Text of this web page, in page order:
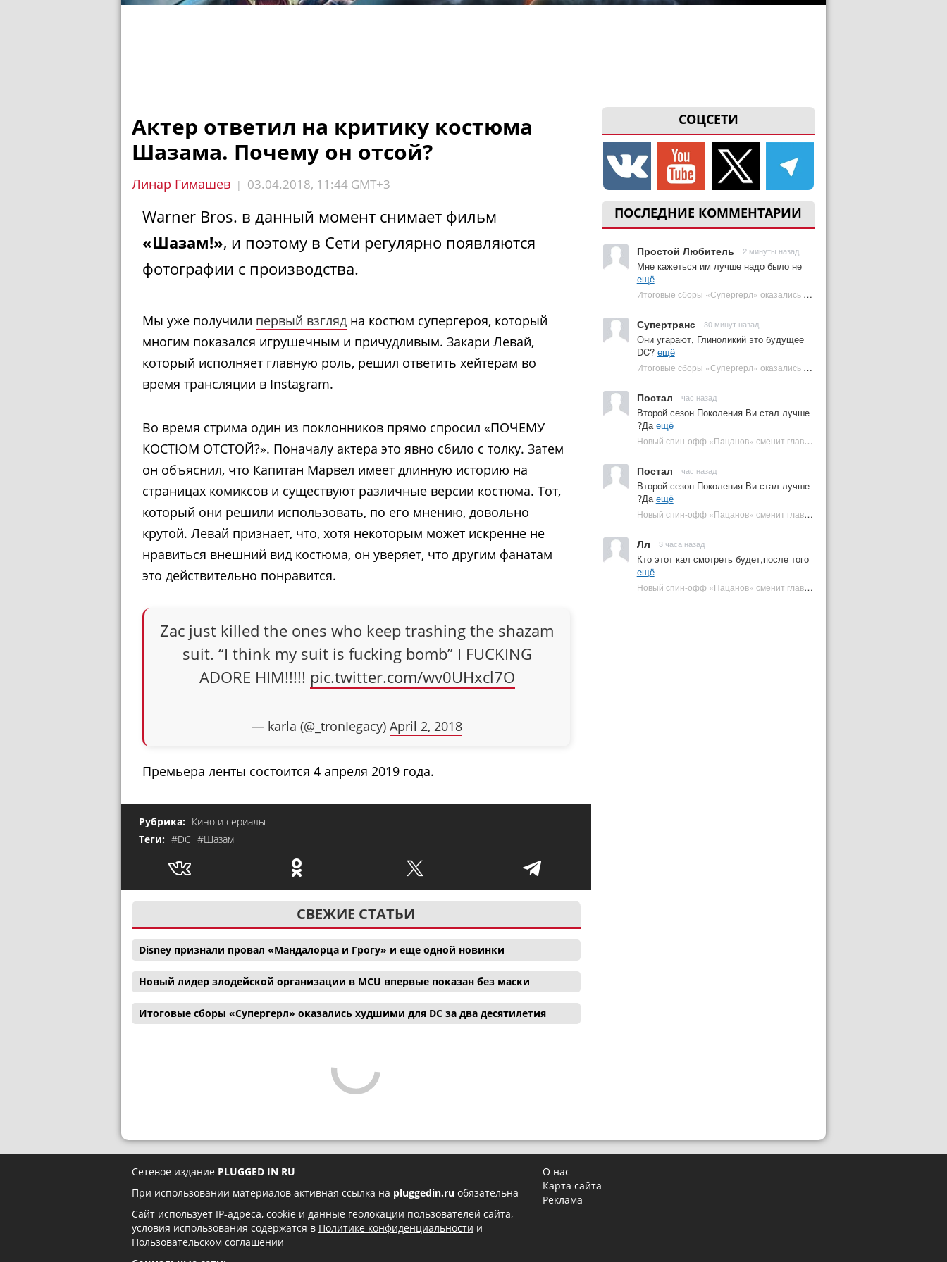
СОЦСЕТИ
ПОСЛЕДНИЕ КОММЕНТАРИИ
Простой Любитель 2 минуты назад
Мне кажеться им лучше надо было не
ещё
Итоговые сборы «Супергерл» оказались худшими для DC за два десятилетия | Plugged In Ru
Супертранс 30 минут назад
Они угарают, Глиноликий это будущее
DC? ещё
Итоговые сборы «Супергерл» оказались худшими для DC за два десятилетия | Plugged In Ru
Постал час назад
Второй сезон Поколения Ви стал лучше
?Даещё
Новый спин-офф «Пацанов» сменит главного героя | Plugged In Ru
Постал час назад
Второй сезон Поколения Ви стал лучше
?Даещё
Новый спин-офф «Пацанов» сменит главного героя | Plugged In Ru
Лл 3 часа назад
Кто этот кал смотреть будет,после того
ещё
Новый спин-офф «Пацанов» сменит главного героя | Plugged In Ru
Актер ответил на критику костюма
Шазама. Почему он отсой?
Линар Гимашев | 03.04.2018, 11:44 GMT+3
Warner Bros. в данный момент снимает фильм
«Шазам!», и поэтому в Сети регулярно появляются
фотографии с производства.
Мы уже получили первый взгляд на костюм супергероя, который
многим показался игрушечным и причудливым. Закари Левай,
который исполняет главную роль, решил ответить хейтерам во
время трансляции в Instagram.
Во время стрима один из поклонников прямо спросил «ПОЧЕМУ
КОСТЮМ ОТСТОЙ?». Поначалу актера это явно сбило с толку. Затем
он объяснил, что Капитан Марвел имеет длинную историю на
страницах комиксов и существуют различные версии костюма. Тот,
который они решили использовать, по его мнению, довольно
крутой. Левай признает, что, хотя некоторым может искренне не
нравиться внешний вид костюма, он уверяет, что другим фанатам
это действительно понравится.
Zac just killed the ones who keep trashing the shazam
suit. “I think my suit is fucking bomb” I FUCKING
ADORE HIM!!!!! pic.twitter.com/wv0UHxcl7O
— karla (@_tronIegacy)April 2, 2018
Премьера ленты состоится 4 апреля 2019 года.
Рубрика: Кино и сериалы
Теги: #DC #Шазам
СВЕЖИЕ СТАТЬИ
Disney признали провал «Мандалорца и Грогу» и еще одной новинки
Новый лидер злодейской организации в MCU впервые показан без маски
Итоговые сборы «Супергерл» оказались худшими для DC за два десятилетия
Сетевое издание PLUGGED IN RU
При использовании материалов активная ссылка на pluggedin.ru обязательна
Сайт использует IP-адреса, cookie и данные геолокации пользователей сайта,
условия использования содержатся в Политике конфиденциальности и
Пользовательском соглашении
О нас
Карта сайта
Реклама